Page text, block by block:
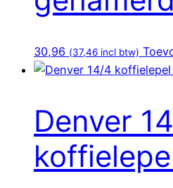
30,96 (37,46 incl btw)
Denver